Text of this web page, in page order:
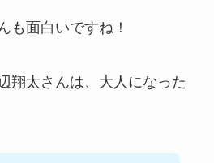
も面白いですね！
翔太さんは、大人になった